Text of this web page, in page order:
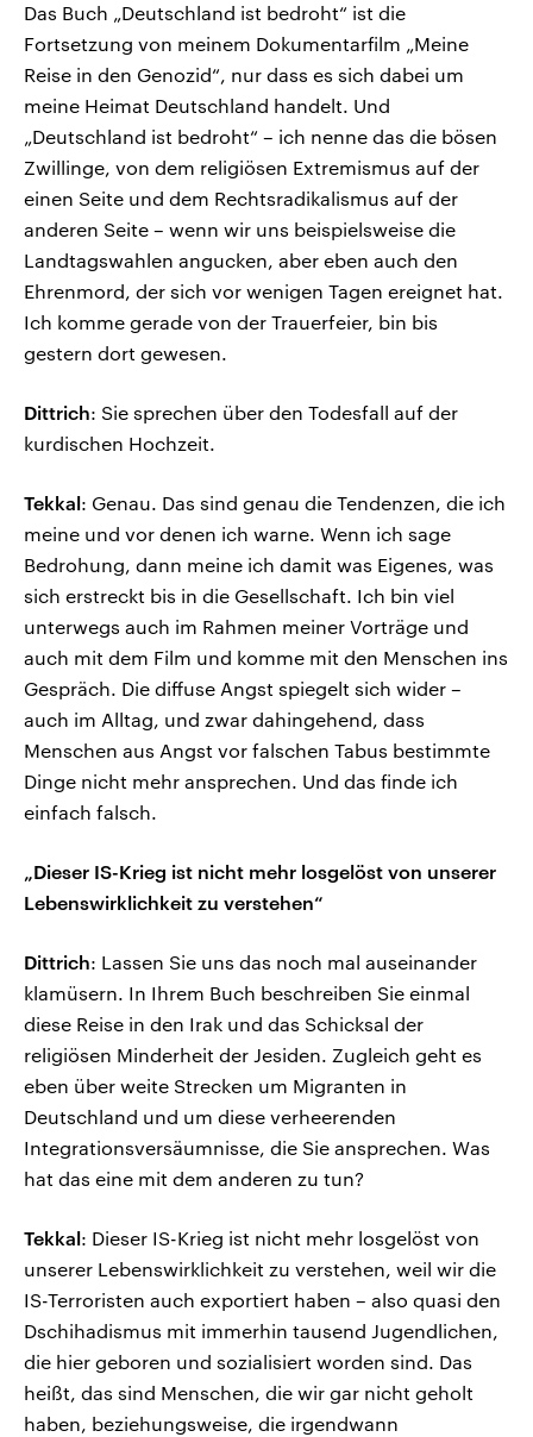
Das Buch „Deutschland ist bedroht“ ist die
Fortsetzung von meinem Dokumentarfilm „Meine
Reise in den Genozid“, nur dass es sich dabei um
meine Heimat Deutschland handelt. Und
„Deutschland ist bedroht“ – ich nenne das die bösen
Zwillinge, von dem religiösen Extremismus auf der
einen Seite und dem Rechtsradikalismus auf der
anderen Seite – wenn wir uns beispielsweise die
Landtagswahlen angucken, aber eben auch den
Ehrenmord, der sich vor wenigen Tagen ereignet hat.
Ich komme gerade von der Trauerfeier, bin bis
gestern dort gewesen.
Dittrich: Sie sprechen über den Todesfall auf der
kurdischen Hochzeit.
Tekkal: Genau. Das sind genau die Tendenzen, die ich
meine und vor denen ich warne. Wenn ich sage
Bedrohung, dann meine ich damit was Eigenes, was
sich erstreckt bis in die Gesellschaft. Ich bin viel
unterwegs auch im Rahmen meiner Vorträge und
auch mit dem Film und komme mit den Menschen ins
Gespräch. Die diffuse Angst spiegelt sich wider –
auch im Alltag, und zwar dahingehend, dass
Menschen aus Angst vor falschen Tabus bestimmte
Dinge nicht mehr ansprechen. Und das finde ich
einfach falsch.
„Dieser IS-Krieg ist nicht mehr losgelöst von unserer
Lebenswirklichkeit zu verstehen“
Dittrich: Lassen Sie uns das noch mal auseinander
klamüsern. In Ihrem Buch beschreiben Sie einmal
diese Reise in den Irak und das Schicksal der
religiösen Minderheit der Jesiden. Zugleich geht es
eben über weite Strecken um Migranten in
Deutschland und um diese verheerenden
Integrationsversäumnisse, die Sie ansprechen. Was
hat das eine mit dem anderen zu tun?
Tekkal: Dieser IS-Krieg ist nicht mehr losgelöst von
unserer Lebenswirklichkeit zu verstehen, weil wir die
IS-Terroristen auch exportiert haben – also quasi den
Dschihadismus mit immerhin tausend Jugendlichen,
die hier geboren und sozialisiert worden sind. Das
heißt, das sind Menschen, die wir gar nicht geholt
haben, beziehungsweise, die irgendwann